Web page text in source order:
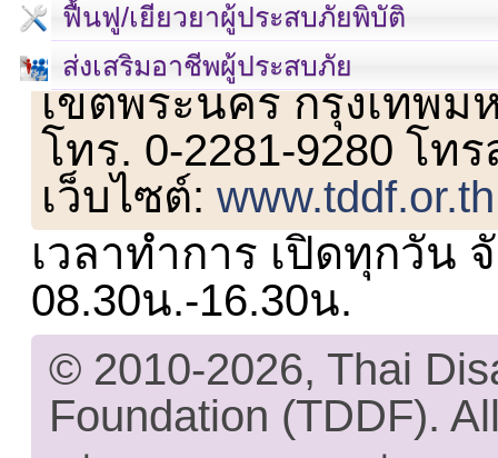
ฟื้นฟู/เยียวยาผู้ประสบภัยพิบัติ
ส่งเสริมอาชีพผู้ประสบภัย
เลขที่ 23 ชั้น 2 ถนนวิ
เขตพระนคร กรุงเทพม
โทร. 0-2281-9280 โท
เว็บไซต์:www.tddf.or.th
เวลาทำการ เปิดทุกวัน
08.30น.-16.30น.
© 2010-2026, Thai
Foundation (TDDF).